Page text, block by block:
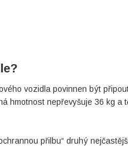
vozidla povinnen být
hmotnost nepřevyšuje 36 kg a
přilbu“ druhý